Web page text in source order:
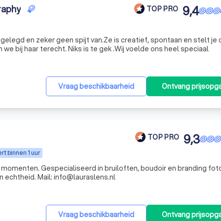
TOP PRO 9,4
en zeker geen spijt van.Ze is creatief, spontaan en stelt je
bij haar terecht. Niks is te gek .Wij voelde ons heel speciaal
Vraag beschikbaarheid Ontvang
TOP PRO
binnen 1 uur
9,3
Gespecialiseerd in bruiloften, boudoir en branding
Mail: info@lauraslens.nl
Vraag beschikbaarheid Ontvang